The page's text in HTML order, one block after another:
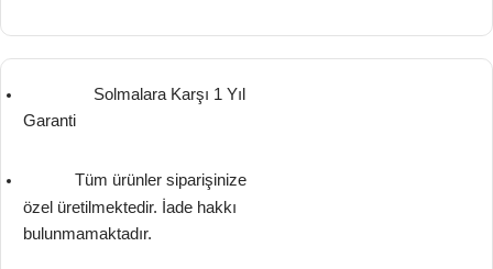
Solmalara Karşı 1 Yıl
Garanti
Tüm ürünler siparişinize
özel üretilmektedir. İade hakkı
bulunmamaktadır.